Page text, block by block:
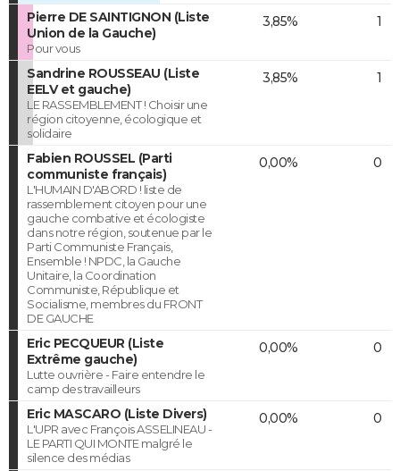
Pierre DE SAINTIGNON (Liste
Union de la Gauche)
Pour vous
3,85% 1
Sandrine ROUSSEAU (Liste
EELV et gauche)
LE RASSEMBLEMENT ! Choisir une
région citoyenne, écologique et
solidaire
3,85% 1
Fabien ROUSSEL (Parti
communiste français)
L'HUMAIN D'ABORD ! liste de
rassemblement citoyen pour une
gauche combative et écologiste
dans notre région, soutenue par le
Parti Communiste Français,
Ensemble ! NPDC, la Gauche
Unitaire, la Coordination
Communiste, République et
Socialisme, membres du FRONT
DE GAUCHE
0,00% 0
Eric PECQUEUR (Liste
Extrême gauche)
Lutte ouvrière - Faire entendre le
camp des travailleurs
0,00% 0
Eric MASCARO (Liste Divers)
L'UPR avec François ASSELINEAU -
LE PARTI QUI MONTE malgré le
silence des médias
0,00% 0